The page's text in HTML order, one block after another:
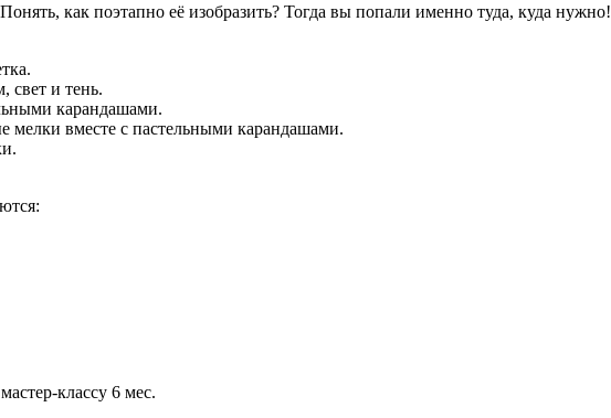
как поэтапно её изобразить? Тогда вы попали именно туда, куда нужно!
свет и тень.
карандашами.
мелки вместе с пастельными карандашами.
классу 6 мес.